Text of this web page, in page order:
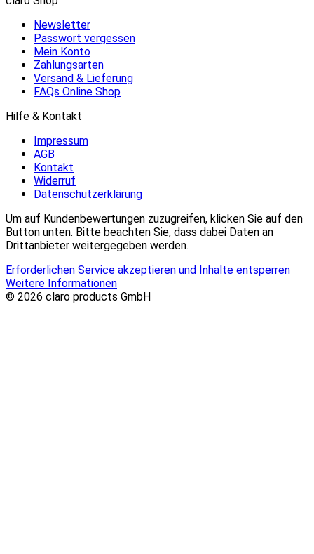
Newsletter
Passwort vergessen
Mein Konto
Zahlungsarten
Versand & Lieferung
FAQs Online Shop
Hilfe & Kontakt
Impressum
AGB
Kontakt
Widerruf
Datenschutzerklärung
Um auf Kundenbewertungen zuzugreifen, klicken Sie auf den
Button unten. Bitte beachten Sie, dass dabei Daten an
Drittanbieter weitergegeben werden.
Erforderlichen Service akzeptieren und Inhalte entsperren
Weitere Informationen
© 2026 claro products GmbH